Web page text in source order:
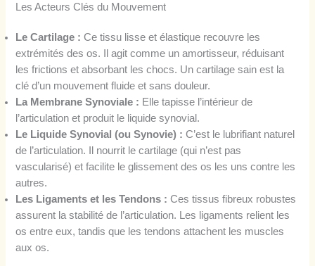
Les Acteurs Clés du Mouvement
Le Cartilage : Ce tissu lisse et élastique recouvre les
extrémités des os. Il agit comme un amortisseur, réduisant
les frictions et absorbant les chocs. Un cartilage sain est la
clé d’un mouvement fluide et sans douleur.
La Membrane Synoviale : Elle tapisse l’intérieur de
l’articulation et produit le liquide synovial.
Le Liquide Synovial (ou Synovie) : C’est le lubrifiant naturel
de l’articulation. Il nourrit le cartilage (qui n’est pas
vascularisé) et facilite le glissement des os les uns contre les
autres.
Les Ligaments et les Tendons : Ces tissus fibreux robustes
assurent la stabilité de l’articulation. Les ligaments relient les
os entre eux, tandis que les tendons attachent les muscles
aux os.